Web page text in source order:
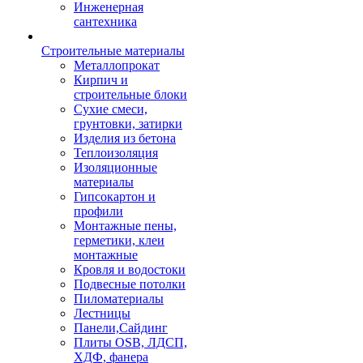
Инженерная
сантехника
Строительные материалы
Металлопрокат
Кирпич и
строительные блоки
Сухие смеси,
грунтовки, затирки
Изделия из бетона
Теплоизоляция
Изоляционные
материалы
Гипсокартон и
профили
Монтажные пены,
герметики, клеи
монтажные
Кровля и водостоки
Подвесные потолки
Пиломатериалы
Лестницы
Панели,Сайдинг
Плиты OSB, ЛДСП,
ХДФ, фанера